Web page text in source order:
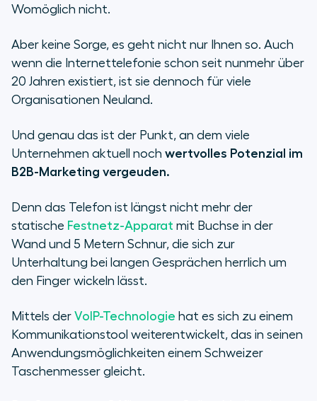
Womöglich nicht.
Aber keine Sorge, es geht nicht nur Ihnen so. Auch
wenn die Internettelefonie schon seit nunmehr über
20 Jahren existiert, ist sie dennoch für viele
Organisationen Neuland.
Und genau das ist der Punkt, an dem viele
Unternehmen aktuell noch wertvolles Potenzial im
B2B-Marketing vergeuden.
Denn das Telefon ist längst nicht mehr der
statische Festnetz-Apparat mit Buchse in der
Wand und 5 Metern Schnur, die sich zur
Unterhaltung bei langen Gesprächen herrlich um
den Finger wickeln lässt.
Mittels der VoIP-Technologie hat es sich zu einem
Kommunikationstool weiterentwickelt, das in seinen
Anwendungsmöglichkeiten einem Schweizer
Taschenmesser gleicht.